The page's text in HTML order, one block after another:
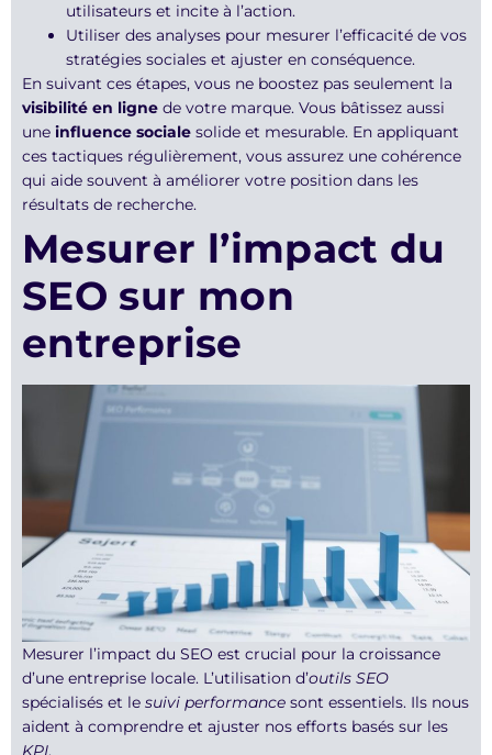
utilisateurs et incite à l’action.
Utiliser des analyses pour mesurer l’efficacité de vos
stratégies sociales et ajuster en conséquence.
En suivant ces étapes, vous ne boostez pas seulement la
visibilité en ligne de votre marque. Vous bâtissez aussi
une influence sociale solide et mesurable. En appliquant
ces tactiques régulièrement, vous assurez une cohérence
qui aide souvent à améliorer votre position dans les
résultats de recherche.
Mesurer l’impact du
SEO sur mon
entreprise
Mesurer l’impact du SEO est crucial pour la croissance
d’une entreprise locale. L’utilisation d’outils SEO
spécialisés et le suivi performance sont essentiels. Ils nous
aident à comprendre et ajuster nos efforts basés sur les
KPI.